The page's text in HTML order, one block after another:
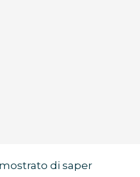
di saper